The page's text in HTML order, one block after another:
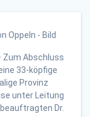
Zum Abschluss
33-köpfige
Provinz
unter Leitung
Dr.